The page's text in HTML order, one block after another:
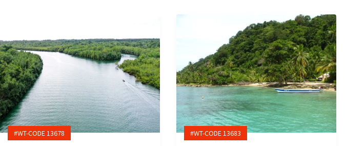
#WT-CODE 13678 #WT-CODE 13683